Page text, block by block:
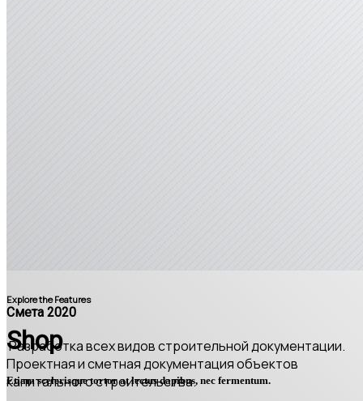
Explore the Features
Shop
Etiam scelerisque tortor at lectus dapibus, nec fermentum.
Смета 2020
Разработка всех видов строительной документации.
Проектная и сметная документация объектов
капитального строительства.